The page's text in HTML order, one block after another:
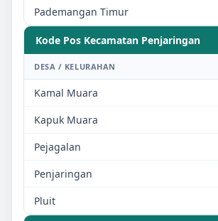
Pademangan Timur
Kode Pos Kecamatan Penjaringan
DESA / KELURAHAN
Kamal Muara
Kapuk Muara
Pejagalan
Penjaringan
Pluit